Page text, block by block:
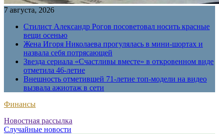
7 августа, 2026
Стилист Александр Рогов посоветовал носить красные
вещи осенью
Жена Игоря Николаева прогулялась в мини-шортах и
назвала себя потрясающей
Звезда сериала «Счастливы вместе» в откровенном виде
отметила 46-летие
Внешность отметившей 71-летие топ-модели на видео
вызвала ажиотаж в сети
Финансы
Новостная рассылка
Случайные новости